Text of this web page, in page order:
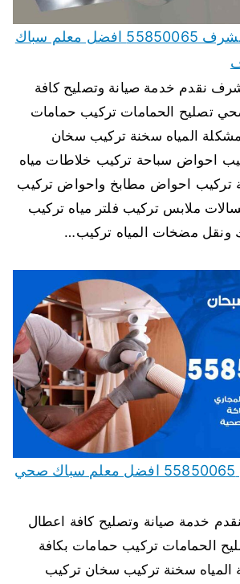
فني صحي غرب مشرف 55850065 افضل معلم سباك
نقدم خدمة صيانة وتصليح كافة
تصليح الحمامات تركيب حمامات
المياه سخنة تركيب سخان
احواض سباحة تركيب خلاطات مياه
تركيب احواض مطابخ واحواض تركيب
ملابس تركيب فلتر مياه تركيب
ونقل مضخات المياه تركيب…
فني صحي صبحان 55850065 افضل معلم سباك صحي
خدمة صيانة وتصليح كافة اعطال
الحمامات تركيب حمامات بكافة
المياه سخنة تركيب سخان تركيب